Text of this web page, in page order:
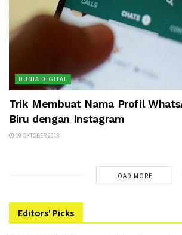
DUNIA DIGITAL
Trik Membuat Nama Profil
Biru dengan Instagram
19 OKTOBER 2018
LOAD MORE
Editors' Picks